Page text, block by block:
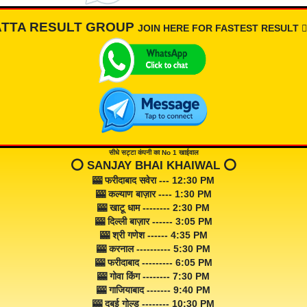
RESULT GROUP JOIN HERE FOR FASTEST RESULT
सीधे सट्टा कंपनी का No 1 खाईवाल
⭕️ SANJAY BHAI KHAIWAL ⭕️
🎰 फरीदाबाद सवेरा --- 12:30 PM
🎰 कल्याण बाज़ार ---- 1:30 PM
🎰 खाटू धाम -------- 2:30 PM
🎰 दिल्ली बाज़ार ------ 3:05 PM
🎰 श्री गणेश ------ 4:35 PM
🎰 करनाल ---------- 5:30 PM
🎰 फरीदाबाद --------- 6:05 PM
🎰 गोवा किंग -------- 7:30 PM
🎰 गाजियाबाद ------- 9:40 PM
🎰 दुबई गोल्ड -------- 10:30 PM